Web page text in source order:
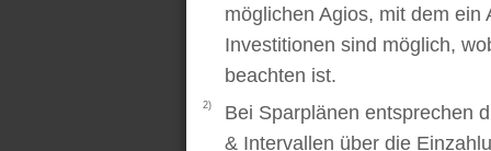
möglichen Agios, mit dem
Investitionen sind möglich,
beachten ist.
2)
Bei Sparplänen entsprechen
& Intervallen über die